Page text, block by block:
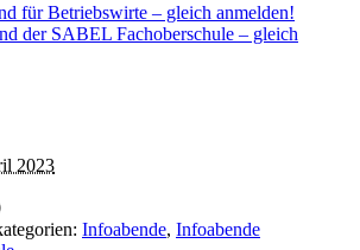
für Betriebswirte – gleich anmelden!
der SABEL Fachoberschule – gleich
2023
Infoabende, Infoabende